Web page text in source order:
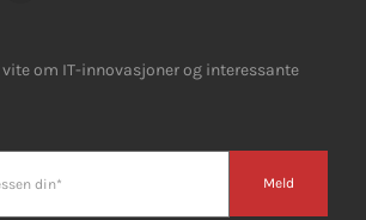
om IT-innovasjoner og interessante
Meld